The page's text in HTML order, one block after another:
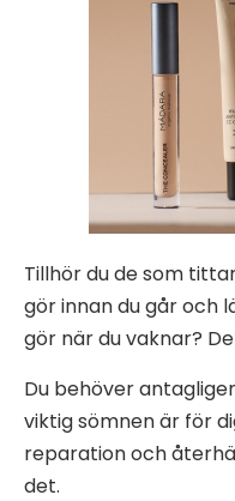
Tillhör du de som
gör innan du går och
gör när du vaknar?
Du behöver
viktig sömnen är för
reparation och
det.